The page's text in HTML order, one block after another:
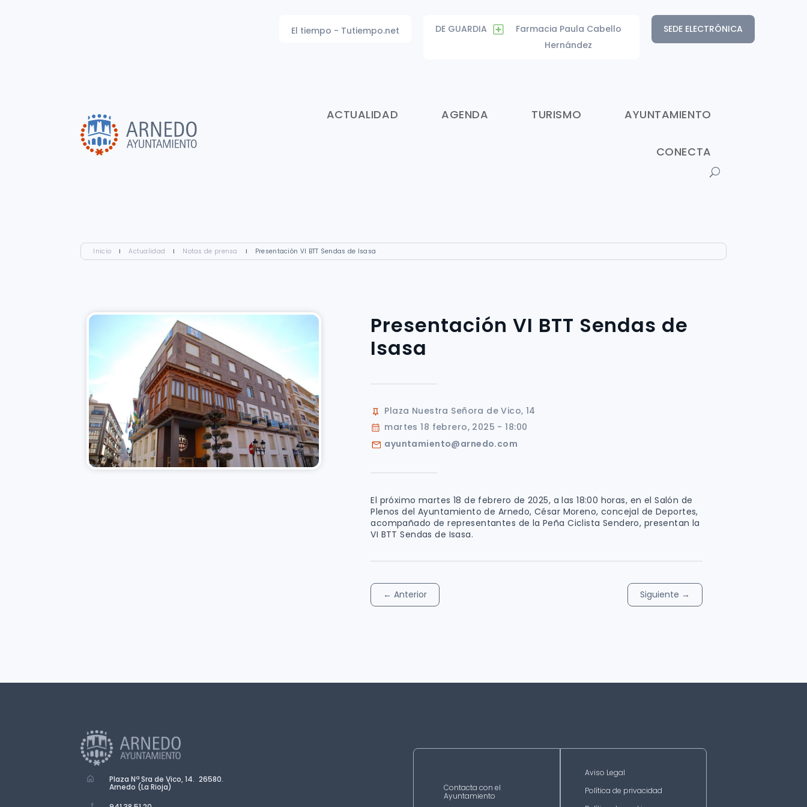
SEDE ELECTRÓNICA
DE GUARDIA
Farmacia Paula Cabello
Hernández
El tiempo - Tutiempo.net
ACTUALIDAD AGENDA TURISMO AYUNTAMIENTO
CONECTA
Inicio I Actualidad I Notas de prensa I Presentación VI BTT Sendas de Isasa
Presentación VI BTT Sendas de
Isasa
Plaza Nuestra Señora de Vico, 14
martes 18 febrero, 2025 - 18:00
ayuntamiento@arnedo.com
El próximo martes 18 de febrero de 2025, a las 18:00 horas, en el Salón de
Plenos del Ayuntamiento de Arnedo, César Moreno, concejal de Deportes,
acompañado de representantes de la Peña Ciclista Sendero, presentan la
VI BTT Sendas de Isasa.
←Anterior Siguiente →
Plaza Nª Sra de Vico, 14. 26580.
Arnedo (La Rioja)
Contacta con el
Ayuntamiento
Aviso Legal
Política de privacidad